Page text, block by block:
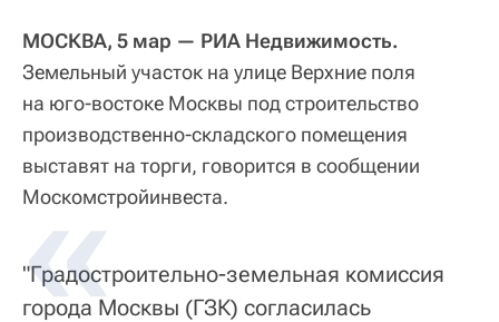
МОСКВА, 5 мар — РИА Недвижимость.
Земельный участок на улице Верхние поля
на юго-востоке Москвы под строительство
производственно-складского помещения
выставят на торги, говорится в сообщении
Москомстройинвеста.
"Градостроительно-земельная комиссия
города Москвы (ГЗК) согласилась